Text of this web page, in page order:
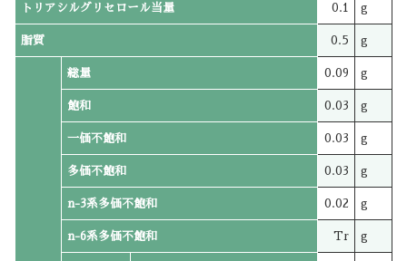
トリアシルグリセロール当量 0.1 g
脂質 0.5 g
総量 0.09 g
飽和 0.03 g
一価不飽和 0.03 g
多価不飽和 0.03 g
n-3系多価不飽和 0.02 g
n-6系多価不飽和 Tr g